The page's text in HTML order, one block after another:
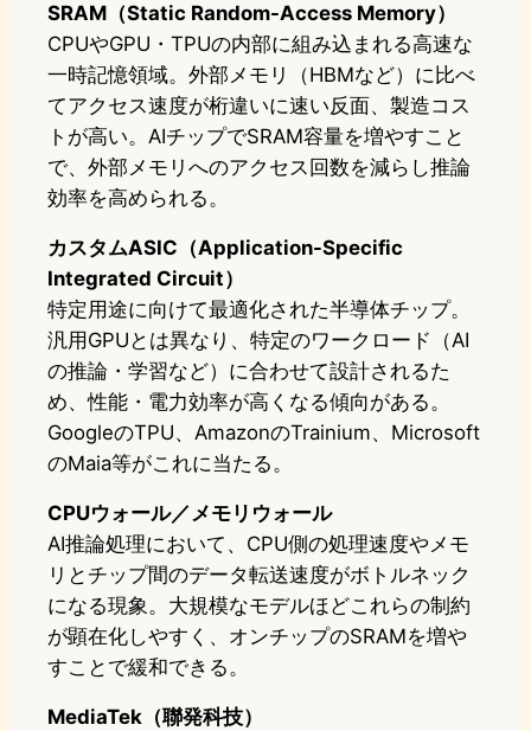
SRAM（Static Random-Access Memory）
CPUやGPU・TPUの内部に組み込まれる高速な
一時記憶領域。外部メモリ（HBMなど）に比べ
てアクセス速度が桁違いに速い反面、製造コス
トが高い。AIチップでSRAM容量を増やすこと
で、外部メモリへのアクセス回数を減らし推論
効率を高められる。
カスタムASIC（Application-Specific
Integrated Circuit）
特定用途に向けて最適化された半導体チップ。
汎用GPUとは異なり、特定のワークロード（AI
の推論・学習など）に合わせて設計されるた
め、性能・電力効率が高くなる傾向がある。
GoogleのTPU、AmazonのTrainium、Microsoft
のMaia等がこれに当たる。
CPUウォール／メモリウォール
AI推論処理において、CPU側の処理速度やメモ
リとチップ間のデータ転送速度がボトルネック
になる現象。大規模なモデルほどこれらの制約
が顕在化しやすく、オンチップのSRAMを増や
すことで緩和できる。
MediaTek（聯発科技）